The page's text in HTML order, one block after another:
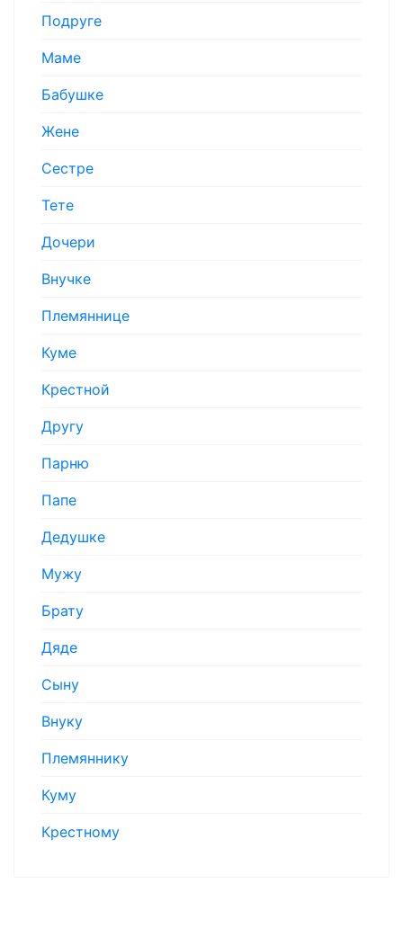
Подруге
Маме
Бабушке
Жене
Сестре
Тете
Дочери
Внучке
Племяннице
Куме
Крестной
Другу
Парню
Папе
Дедушке
Мужу
Брату
Дяде
Сыну
Внуку
Племяннику
Куму
Крестному